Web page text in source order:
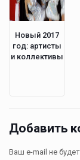
Новый 2017
год: артисты
и коллективы
Добавить
Ваш e-mail не